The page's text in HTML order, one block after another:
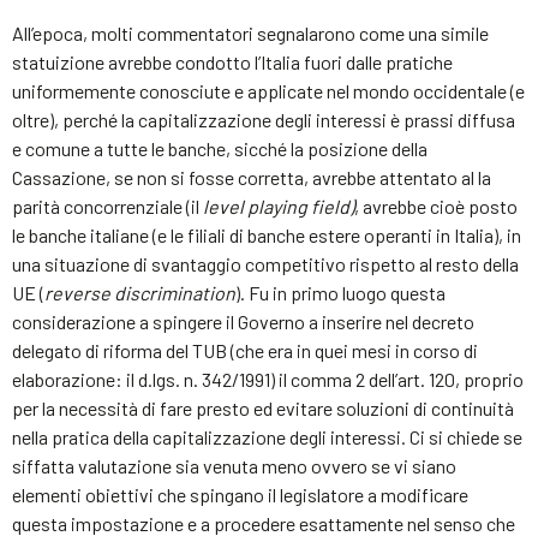
All’epoca, molti commentatori segnalarono come una simile
statuizione avrebbe condotto l’Italia fuori dalle pratiche
uniformemente conosciute e applicate nel mondo occidentale (e
oltre), perché la capitalizzazione degli interessi è prassi diffusa
e comune a tutte le banche, sicché la posizione della
Cassazione, se non si fosse corretta, avrebbe attentato al la
parità concorrenziale (il level playing field), avrebbe cioè posto
le banche italiane (e le filiali di banche estere operanti in Italia), in
una situazione di svantaggio competitivo rispetto al resto della
UE (reverse discrimination). Fu in primo luogo questa
considerazione a spingere il Governo a inserire nel decreto
delegato di riforma del TUB (che era in quei mesi in corso di
elaborazione: il d.lgs. n. 342/1991) il comma 2 dell’art. 120, proprio
per la necessità di fare presto ed evitare soluzioni di continuità
nella pratica della capitalizzazione degli interessi. Ci si chiede se
siffatta valutazione sia venuta meno ovvero se vi siano
elementi obiettivi che spingano il legislatore a modificare
questa impostazione e a procedere esattamente nel senso che